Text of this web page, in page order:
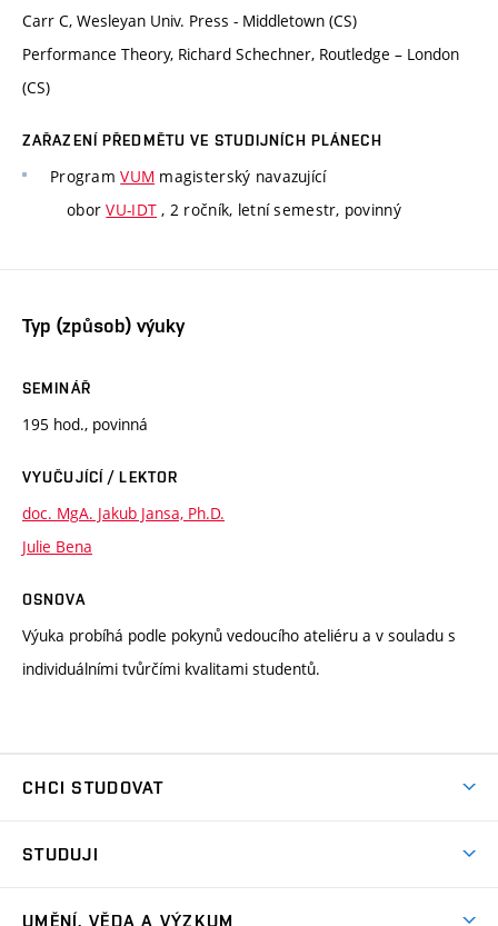
Carr C, Wesleyan Univ. Press - Middletown (CS)
Performance Theory, Richard Schechner, Routledge – London
(CS)
ZAŘAZENÍ PŘEDMĚTU VE STUDIJNÍCH PLÁNECH
ProgramVUM magisterský navazující
oborVU-IDT , 2 ročník, letní semestr, povinný
Typ (způsob) výuky
SEMINÁŘ
195 hod., povinná
VYUČUJÍCÍ / LEKTOR
doc. MgA. Jakub Jansa, Ph.D.
Julie Bena
OSNOVA
Výuka probíhá podle pokynů vedoucího ateliéru a v souladu s
individuálními tvůrčími kvalitami studentů.
CHCI STUDOVAT
Přijímačky
STUDUJI
UMĚNÍ, VĚDA A VÝZKUM